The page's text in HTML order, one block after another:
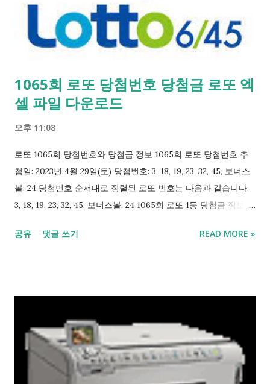
1058회 로또 추첨을 통해 얻은 1등과 2등의 당첨 현황입니다: 당
첨 등수 총 당첨 게임수 1게임당 당첨금 당첨금 총액 금액 순위 1
등 13게임 20억 5,802만 250원 267억 5,426만 3,250원 547위 2등
표는 각 등수별로 총 당첨 게임수, 1게임당 당첨금, 당첨금 총액,
그리고 해당 등수의 금액 순위를 보여줍니다. 로또는 언제나 기대
면 축하드립니다! 하지만 당첨되지 않았다면 포...
1065회 로또 당첨번호 당첨금 로또 엑
셀 파일 다운로드
오후 11:08
로또 1065회 당첨번호와 당첨금 정보 1065회 로또 당첨번호 추
첨일: 2023년 4월 29일(토) 당첨번호: 3, 18, 19, 23, 32, 45, 보너스
볼: 24 당첨번호 순서대로 정렬된 로또 번호는 다음과 같습니다:
3, 18, 19, 23, 32, 45, 보너스볼: 24 1065회 로또 1등 당첨금 정보 총
만 3,938원) 1등 당첨금 총액: 25,936,315,132원 (259억 3,631만
등 당첨이 있는 1076건 중) 1065회 로또와 관련된 엑셀 파일
1065회 로또 당첨번호와 당첨금 정보를 담은 엑셀 파일을 다운로
드하시려면 아래 링크를 클릭해주세요: 1~1065회 로또 당첨번호
엑셀 파일 다운로드 이 파일을 다운로드하여 자신의 로또 번호와
공유 댓글 쓰기 READ MORE »